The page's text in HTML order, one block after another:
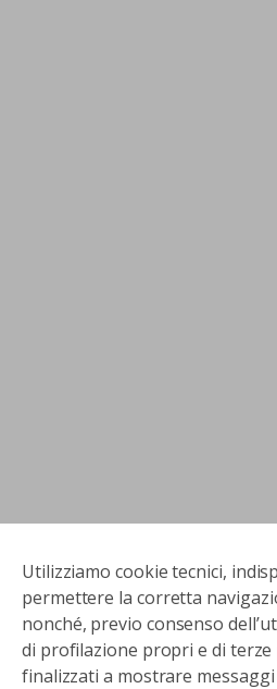
Utilizziamo cookie tecnici,
permettere la corretta
nonché, previo consenso
di profilazione propri e di terze
finalizzati a mostrare